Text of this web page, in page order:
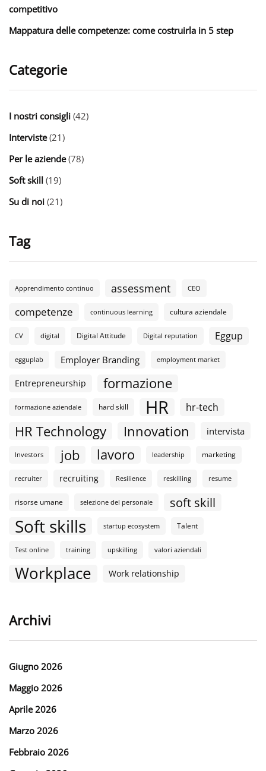
competitivo
Mappatura delle competenze: come costruirla in 5 step
Categorie
I nostri consigli (42)
Interviste(21)
Per le aziende(78)
Soft skill (19)
Su di noi (21)
Tag
Apprendimento continuo assessment CEO
competenze continuous learning cultura aziendale
CV digital Digital Attitude Digital reputation Eggup
egguplab Employer Branding employment market
Entrepreneurship formazione
formazione aziendale hard skill HR hr-tech
HR Technology Innovation intervista
Investors job lavoro leadership marketing
recruiter recruiting Resilience reskilling resume
risorse umane selezione del personale soft skill
Soft skills startup ecosystem Talent
Test online training upskilling valori aziendali
Workplace Work relationship
Archivi
Giugno 2026
Maggio 2026
Aprile 2026
Marzo 2026
Febbraio 2026